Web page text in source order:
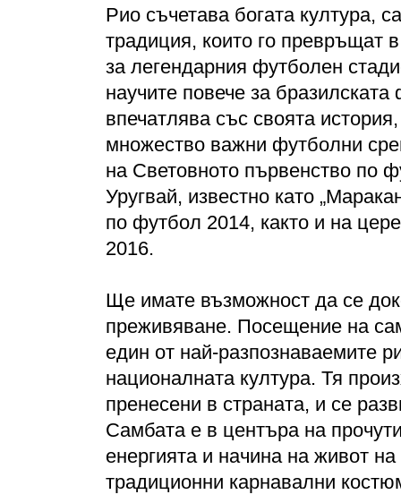
Рио съчетава богата култура,
традиция, които го превръщат
за легендарния футболен
научите повече за
впечатлява със своята
множество важни футболни
на Световното първенство по
Уругвай, известно като
по футбол 2014, както и на
2016.
Ще имате възможност да се
преживяване. Посещение на
един от най-разпознаваемите
националната култура. Тя
пренесени в страната, и се
Самбата е в центъра на
енергията и начина на живот
традиционни карнавални